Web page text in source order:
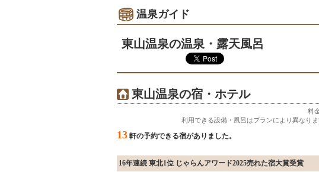
温泉ガイド
東山温泉の温泉・露天風呂
東山温泉の宿・ホテル
料
利用できる設備・風呂はプランにより異なり
13 軒の予約できる宿がありました。
16年連続 東北1位 じゃらんアワード2025売れた宿大賞受賞